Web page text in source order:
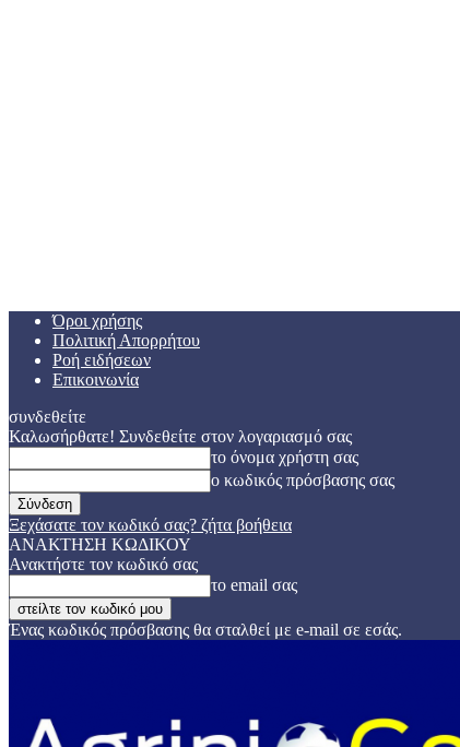
Όροι χρήσης
Πολιτική Απορρήτου
Ροή ειδήσεων
Επικοινωνία
συνδεθείτε
Καλωσήρθατε! Συνδεθείτε στον λογαριασμό σας
το όνομα χρήστη σας
ο κωδικός πρόσβασης σας
Ξεχάσατε τον κωδικό σας? ζήτα βοήθεια
ΑΝΑΚΤΗΣΗ ΚΩΔΙΚΟΥ
Ανακτήστε τον κωδικό σας
το email σας
Ένας κωδικός πρόσβασης θα σταλθεί με e-mail σε εσάς.